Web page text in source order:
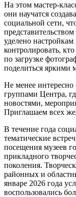
На этом мастер-
они научатся
социальной сети,
уделено
контролировать,
по загрузке
поделиться яркими
Не менее интересно
группами Центра,
новостями,
Приглашаем всех
В течение года
тематические
посещения музеев
прикладного
поколения.
районных и
январе 2026 года
воспользовались